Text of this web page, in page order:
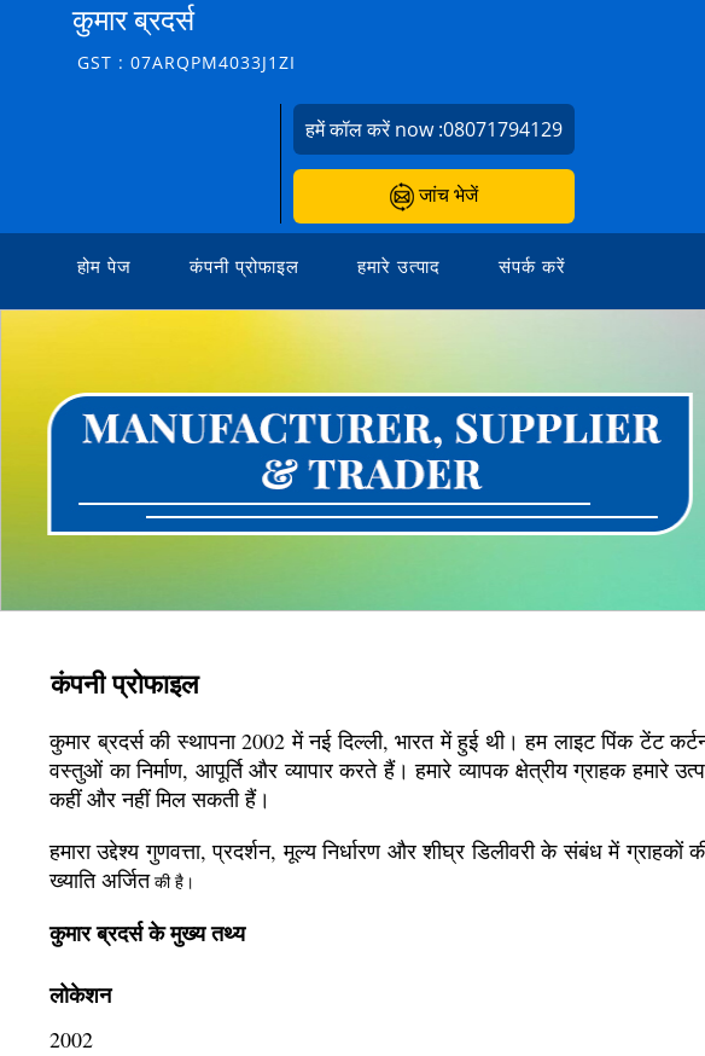
कुमार ब्रदर्स
GST : 07ARQPM4033J1ZI
हमें कॉल करें now :08071794129
जांच भेजें
होम पेज कंपनी प्रोफाइल हमारे उत्पाद संपर्क करें
कंपनी प्रोफाइल
कुमार ब्रदर्स की स्थापना 2002 में नई दिल्ली, भारत में हुई थी। हम लाइट पिंक टेंट
वस्तुओं का निर्माण, आपूर्ति और व्यापार करते हैं। हमारे व्यापक क्षेत्रीय ग्राहक
कहीं और नहीं मिल सकती हैं।
हमारा उद्देश्य गुणवत्ता, प्रदर्शन, मूल्य निर्धारण और शीघ्र डिलीवरी के संबंध में
ख्याति अर्जितकी है।
कुमार ब्रदर्स के मुख्य तथ्य
लोकेशन
2002